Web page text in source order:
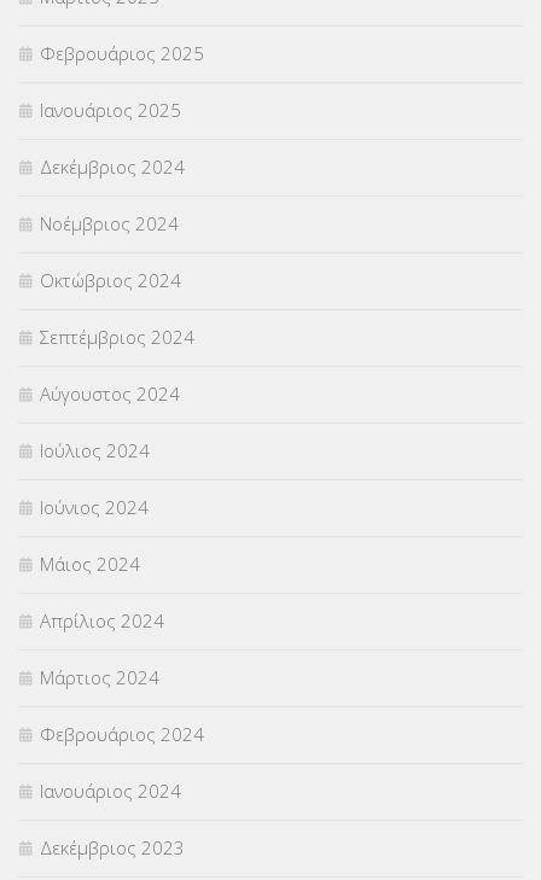
Φεβρουάριος 2025
Ιανουάριος 2025
Δεκέμβριος 2024
Νοέμβριος 2024
Οκτώβριος 2024
Σεπτέμβριος 2024
Αύγουστος 2024
Ιούλιος 2024
Ιούνιος 2024
Μάιος 2024
Απρίλιος 2024
Μάρτιος 2024
Φεβρουάριος 2024
Ιανουάριος 2024
Δεκέμβριος 2023